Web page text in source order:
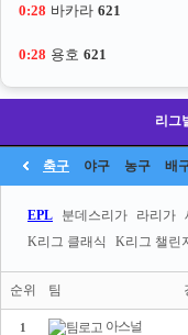
0:28 바카라 621
0:28 용호 621
리그
축구 야구 농구 배
EPL 분데스리가 라리가
K리그 클래식
K리그 챌린
순위 팀
1 아스널